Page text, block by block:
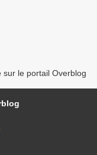
sur le portail Overblog